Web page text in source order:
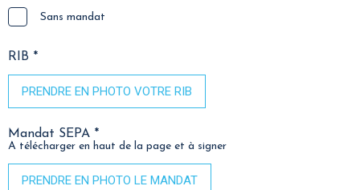
Sans mandat
RIB *
PRENDRE EN PHOTO VOTRE RIB
Mandat SEPA *
A télécharger en haut de la page et à signer
PRENDRE EN PHOTO LE MANDAT